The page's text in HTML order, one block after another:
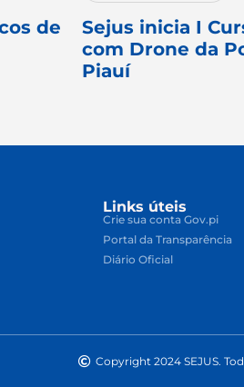
de
Sejus inicia I
com Drone da
Piauí
Links úteis
Crie sua conta Gov.pi
Portal da Transparência
Diário Oficial
Copyright 2024 SEJUS.